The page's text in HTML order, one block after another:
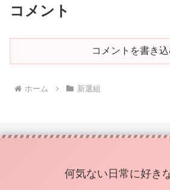
コメント
コメントを書き
ホーム 新選組
何気ない日常に好き